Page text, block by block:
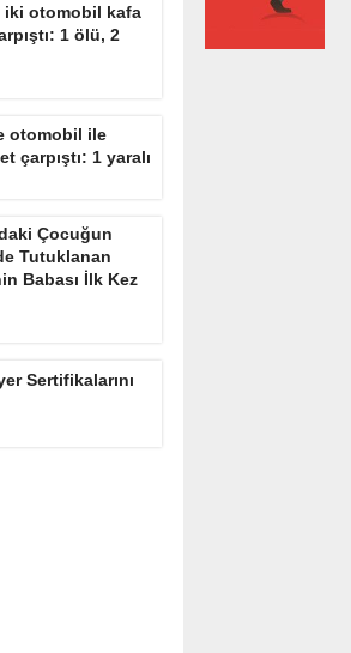
iki otomobil kafa
1 ölü, 2
otomobil ile
çarpıştı: 1 yaralı
Çocuğun
Tutuklanan
Babası İlk Kez
Sertifikalarını